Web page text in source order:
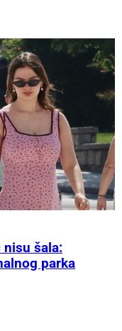
nisu šala:
parka